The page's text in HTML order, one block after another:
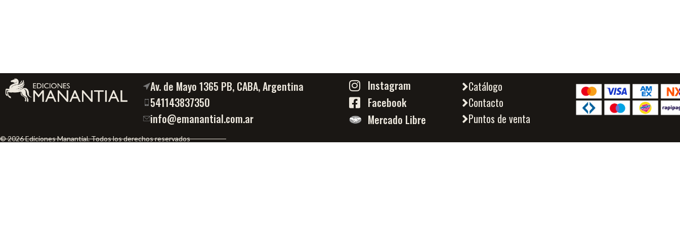
Av. de Mayo 1365 PB, CABA, Argentina
541143837350
info@emanantial.com.ar
Instagram
Facebook
Mercado Libre
Catálogo
Contacto
Puntos de venta
© 2026 Ediciones Manantial. Todos los derechos reservados